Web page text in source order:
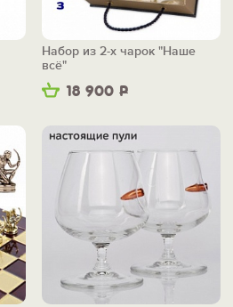
18 900 Р
Набор из 2-х чарок "Наше
всё"